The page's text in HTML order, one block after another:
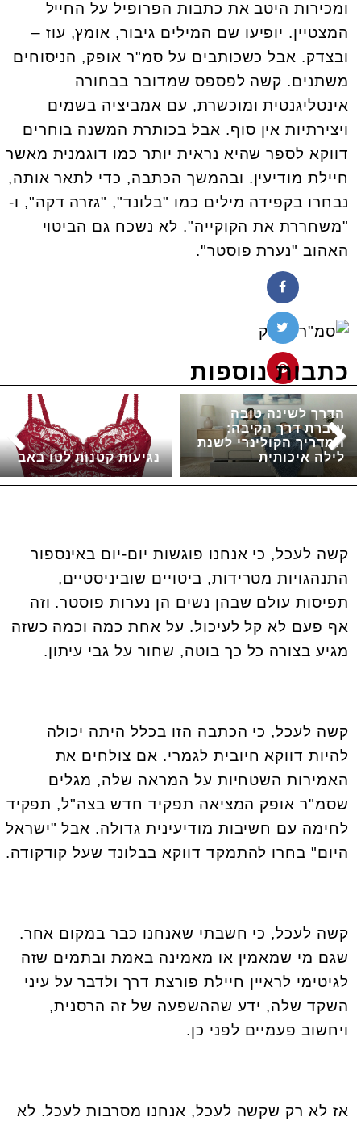
ומכירות היטב את כתבות הפרופיל על החייל
המצטיין. יופיעו שם המילים גיבור, אומץ, עוז –
ובצדק. אבל כשכותבים על סמ"ר אופק, הניסוחים
משתנים. קשה לפספס שמדובר בבחורה
אינטליגנטית ומוכשרת, עם אמביציה בשמים
ויצירתיות אין סוף. אבל בכותרת המשנה בוחרים
דווקא לספר שהיא נראית יותר כמו דוגמנית מאשר
חיילת מודיעין. ובהמשך הכתבה, כדי לתאר אותה,
נבחרו בקפידה מילים כמו "בלונד", "גזרה דקה", ו-
"משחררת את הקוקייה". לא נשכח גם הביטוי
האהוב "נערת פוסטר".
כתבות נוספות
נגיעות קטנות לטו באב
הדרך לשינה טובה
עוברת דרך הקיבה:
המדריך הקולינרי לשנת
לילה איכותית
קשה לעכל, כי אנחנו פוגשות יום-יום באינספור
התנהגויות מטרידות, ביטויים שוביניסטיים,
תפיסות עולם שבהן נשים הן נערות פוסטר. וזה
אף פעם לא קל לעיכול. על אחת כמה וכמה כשזה
מגיע בצורה כל כך בוטה, שחור על גבי עיתון.
קשה לעכל, כי הכתבה הזו בכלל היתה יכולה
להיות דווקא חיובית לגמרי. אם צולחים את
האמירות השטחיות על המראה שלה, מגלים
שסמ"ר אופק המציאה תפקיד חדש בצה"ל, תפקיד
לחימה עם חשיבות מודיעינית גדולה. אבל "ישראל
היום" בחרו להתמקד דווקא בבלונד שעל קודקודה.
קשה לעכל, כי חשבתי שאנחנו כבר במקום אחר.
שגם מי שמאמין או מאמינה באמת ובתמים שזה
לגיטימי לראיין חיילת פורצת דרך ולדבר על עיני
השקד שלה, ידע שההשפעה של זה הרסנית,
ויחשוב פעמיים לפני כן.
אז לא רק שקשה לעכל, אנחנו מסרבות לעכל. לא